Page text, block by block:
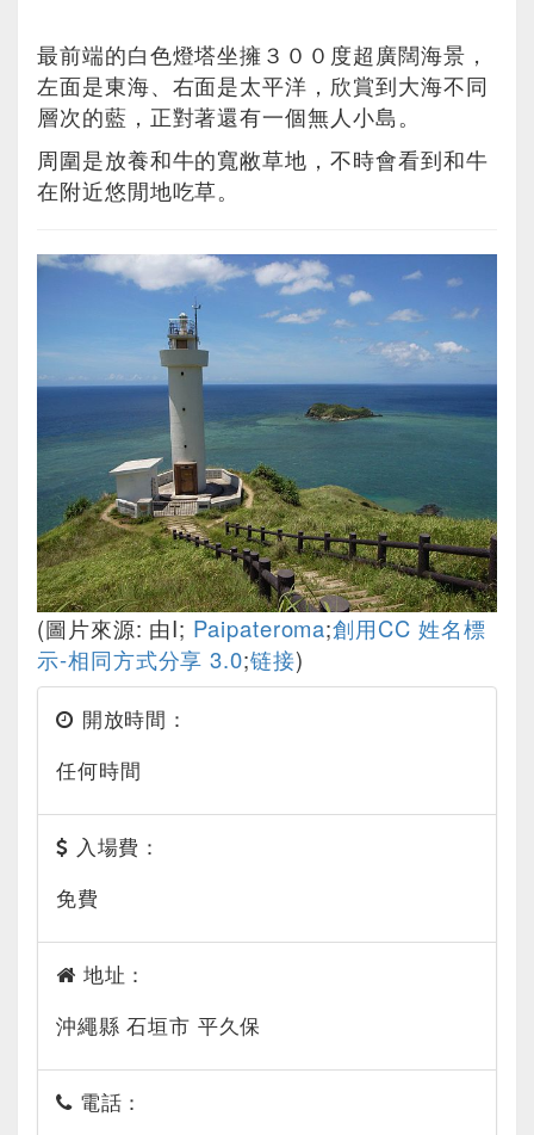
最前端的白色燈塔坐擁３００度超廣闊海景，
左面是東海、右面是太平洋，欣賞到大海不同
層次的藍，正對著還有一個無人小島。
周圍是放養和牛的寬敝草地，不時會看到和牛
在附近悠閒地吃草。
(圖片來源: 由I; Paipateroma;創用CC 姓名標
示-相同方式分享 3.0;链接)
開放時間：
任何時間
入場費：
免費
地址：
沖繩縣 石垣市 平久保
電話：